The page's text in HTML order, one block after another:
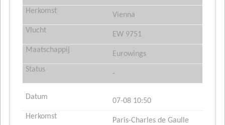
Vienna
EW 9751
Eurowings
-
07-08 10:50
Paris-Charles de Gaulle